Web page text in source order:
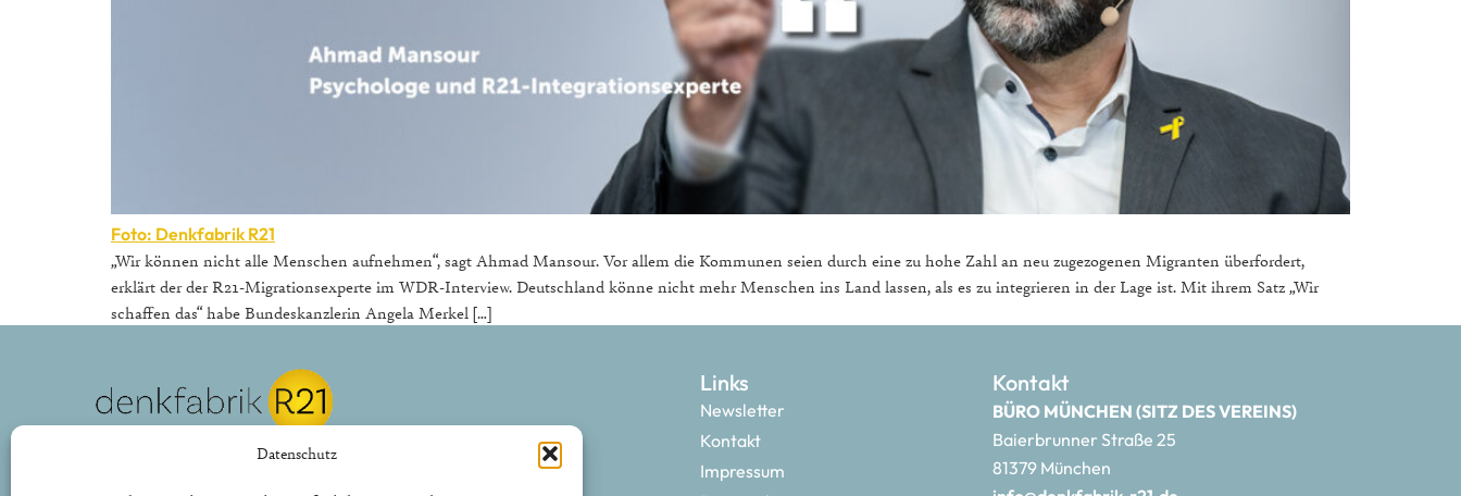
Datenschutz
Foto: Denkfabrik R21
„Wir können nicht alle Menschen aufnehmen“, sagt Ahmad Mansour. Vor allem die Kommunen seien durch eine zu hohe Zahl an neu zugezogenen Migranten überfordert,
erklärt der der R21-Migrationsexperte im WDR-Interview. Deutschland könne nicht mehr Menschen ins Land lassen, als es zu integrieren in der Lage ist. Mit ihrem Satz „Wir
schaffen das“ habe Bundeskanzlerin Angela Merkel […]
Links
Newsletter
Kontakt
Impressum
Kontakt
BÜRO MÜNCHEN (SITZ DES VEREINS)
Baierbrunner Straße 25
81379 München